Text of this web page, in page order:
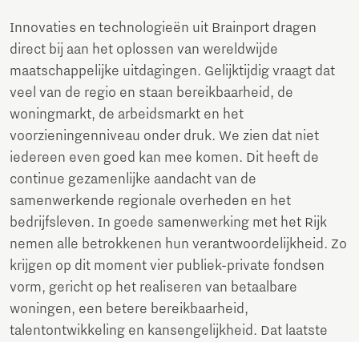
Innovaties en technologieën uit Brainport dragen
direct bij aan het oplossen van wereldwijde
maatschappelijke uitdagingen. Gelijktijdig vraagt dat
veel van de regio en staan bereikbaarheid, de
woningmarkt, de arbeidsmarkt en het
voorzieningenniveau onder druk. We zien dat niet
iedereen even goed kan mee komen. Dit heeft de
continue gezamenlijke aandacht van de
samenwerkende regionale overheden en het
bedrijfsleven. In goede samenwerking met het Rijk
nemen alle betrokkenen hun verantwoordelijkheid. Zo
krijgen op dit moment vier publiek-private fondsen
vorm, gericht op het realiseren van betaalbare
woningen, een betere bereikbaarheid,
talentontwikkeling en kansengelijkheid. Dat laatste